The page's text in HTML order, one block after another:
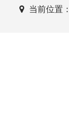
当前位置：